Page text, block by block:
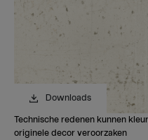
Downloads
Technische redenen kunnen
originele decor veroorzaken